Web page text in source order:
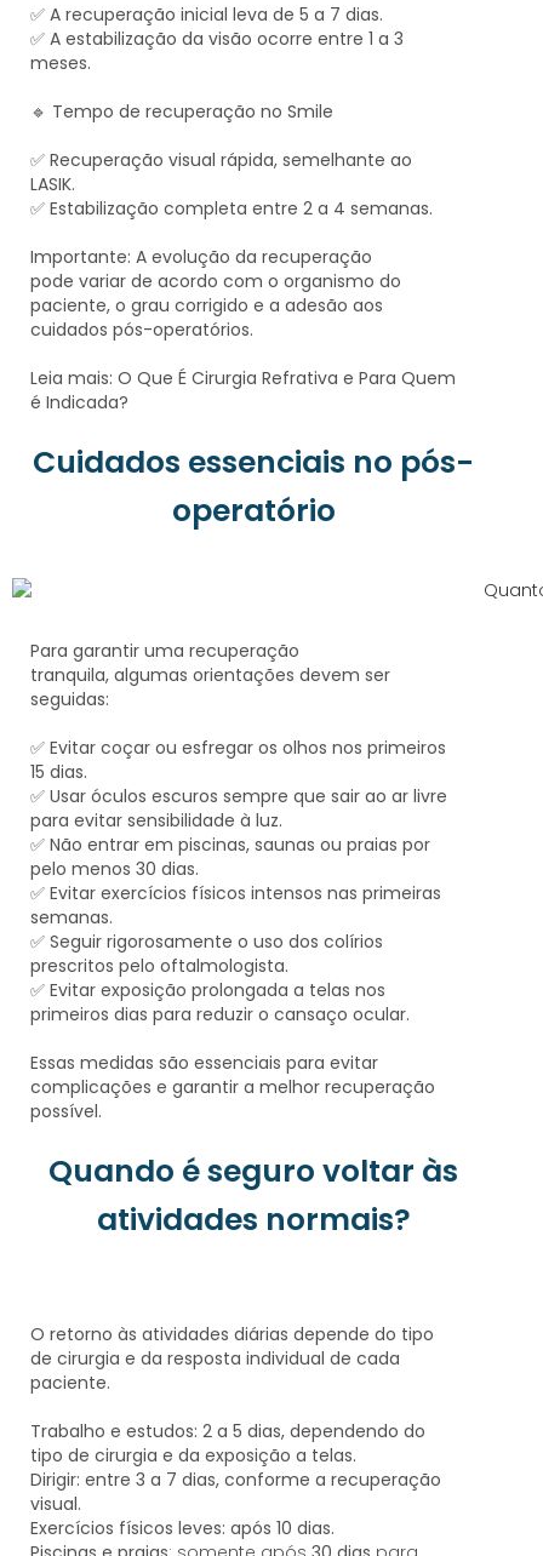
✅ A recuperação inicial leva de 5 a 7 dias.
✅ A estabilização da visão ocorre entre 1 a 3
meses.
🔹 Tempo de recuperação no Smile
✅ Recuperação visual rápida, semelhante ao
LASIK.
✅ Estabilização completa entre 2 a 4 semanas.
Importante: A evolução da recuperação
pode variar de acordo com o organismo do
paciente, o grau corrigido e a adesão aos
cuidados pós-operatórios.
Leia mais: O Que É Cirurgia Refrativa e Para Quem
é Indicada?
Cuidados essenciais no pós-
operatório
Para garantir uma recuperação
tranquila, algumas orientações devem ser
seguidas:
✅ Evitar coçar ou esfregar os olhos nos primeiros
15 dias.
✅ Usar óculos escuros sempre que sair ao ar livre
para evitar sensibilidade à luz.
✅ Não entrar em piscinas, saunas ou praias por
pelo menos 30 dias.
✅ Evitar exercícios físicos intensos nas primeiras
semanas.
✅ Seguir rigorosamente o uso dos colírios
prescritos pelo oftalmologista.
✅ Evitar exposição prolongada a telas nos
primeiros dias para reduzir o cansaço ocular.
Essas medidas são essenciais para evitar
complicações e garantir a melhor recuperação
possível.
Quando é seguro voltar às
atividades normais?
O retorno às atividades diárias depende do tipo
de cirurgia e da resposta individual de cada
paciente.
Trabalho e estudos: 2 a 5 dias, dependendo do
tipo de cirurgia e da exposição a telas.
Dirigir: entre 3 a 7 dias, conforme a recuperação
visual.
Exercícios físicos leves: após 10 dias.